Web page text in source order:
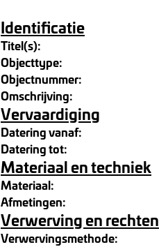
Identificatie
Titel(s):
Objecttype:
Objectnummer:
Omschrijving:
Vervaardiging
Datering vanaf:
Datering tot:
Materiaal en techniek
Materiaal:
Afmetingen:
Verwerving en rechten
Verwervingsmethode: